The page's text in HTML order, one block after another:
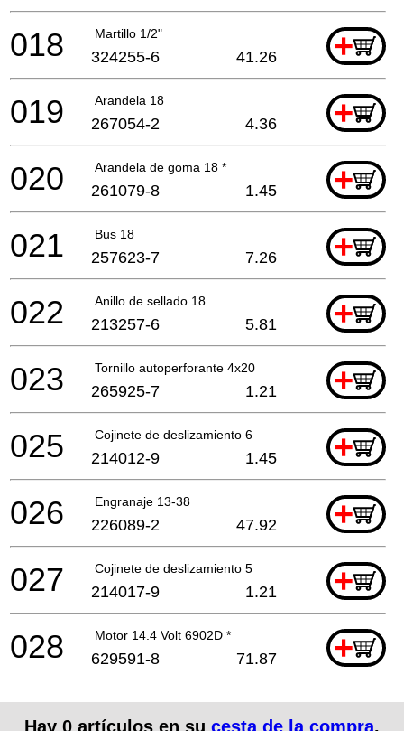
Martillo 1/2" +
018 324255-6 41.26
Arandela 18 +
019 267054-2 4.36
Arandela de goma 18 * +
020 261079-8 1.45
Bus 18 +
021 257623-7 7.26
Anillo de sellado 18 +
022 213257-6 5.81
Tornillo autoperforante 4x20 +
023 265925-7 1.21
Cojinete de deslizamiento 6 +
025 214012-9 1.45
Engranaje 13-38 +
026 226089-2 47.92
Cojinete de deslizamiento 5 +
027 214017-9 1.21
Motor 14.4 Volt 6902D * +
028 629591-8 71.87
Hay 0 artículos en su cesta de la compra.